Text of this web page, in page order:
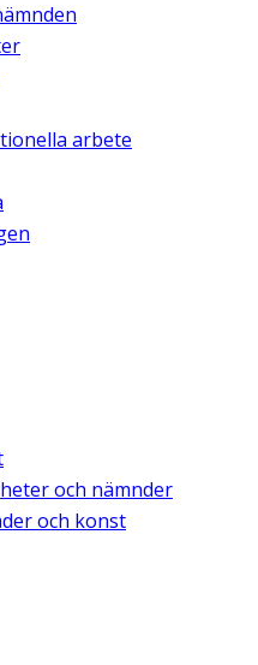
arbete
och nämnder
och konst